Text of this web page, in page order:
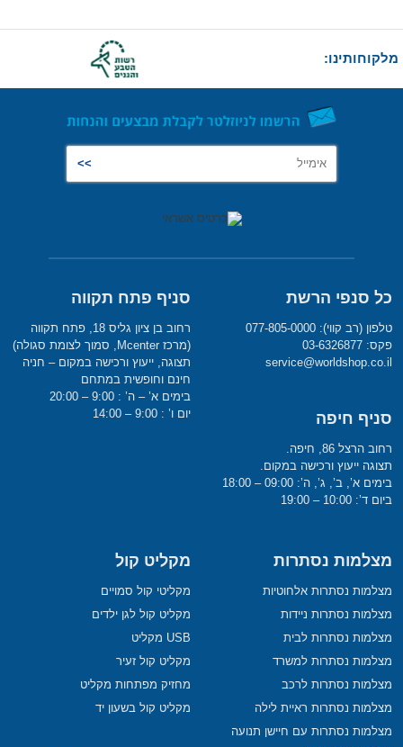
מלקוחותינו:
כל סנפי הרשת
טלפון (רב קווי): 077-805-0000
פקס: 03-6326877
service@worldshop.co.il
סניף חיפה
רחוב הרצל 86, חיפה.
תצוגה ייעוץ ורכישה במקום.
בימים א’, ב’, ג’, ה’: 09:00 – 18:00
ביום ד’: 10:00 – 19:00
סניף פתח תקווה
רחוב בן ציון גליס 18, פתח תקווה
(מרכז Mcenter, סמוך לצומת סגולה)
תצוגה, ייעוץ ורכישה במקום – חניה
חינם וחופשית במתחם
בימים א’ – ה’ : 9:00 – 20:00
יום ו’ : 9:00 – 14:00
מצלמות נסתרות
מצלמות נסתרות אלחוטיות
מצלמות נסתרות ניידות
מצלמות נסתרות לבית
מצלמות נסתרות למשרד
מצלמות נסתרות לרכב
מצלמות נסתרות ראיית לילה
מצלמות נסתרות עם חיישן תנועה
מקליט קול
מקליטי קול סמויים
מקליט קול לגן ילדים
USB מקליט
מקליט קול זעיר
מחזיק מפתחות מקליט
מקליט קול בשעון יד